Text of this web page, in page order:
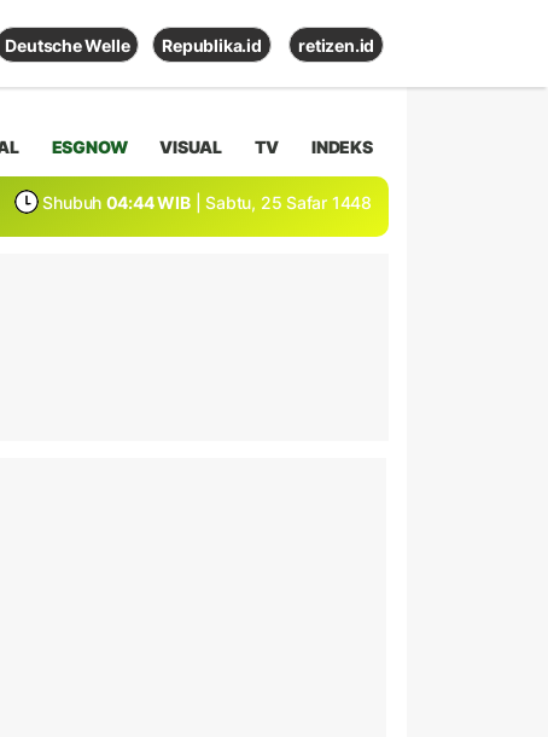
Deutsche Welle Republika.id retizen.id
ESGNOW VISUAL TV INDEKS
Shubuh 04:44 WIB | Sabtu, 25 Safar 1448